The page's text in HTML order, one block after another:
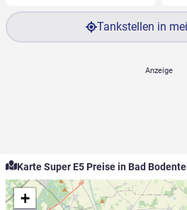
Tankstellen in
Karte Super E5 Preise in Bad
+